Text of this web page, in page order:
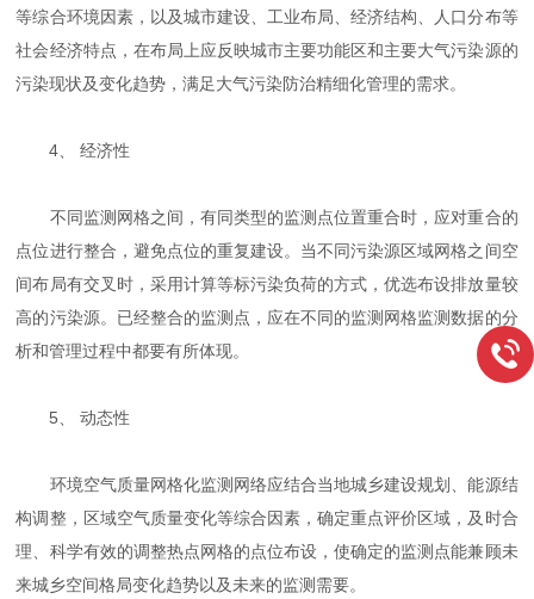
等综合环境因素，以及城市建设、工业布局、经济结构、人口分布等
社会经济特点，在布局上应反映城市主要功能区和主要大气污染源的
污染现状及变化趋势，满足大气污染防治精细化管理的需求。
4、 经济性
不同监测网格之间，有同类型的监测点位置重合时，应对重合的
点位进行整合，避免点位的重复建设。当不同污染源区域网格之间空
间布局有交叉时，采用计算等标污染负荷的方式，优选布设排放量较
高的污染源。已经整合的监测点，应在不同的监测网格监测数据的分
析和管理过程中都要有所体现。
5、 动态性
环境空气质量网格化监测网络应结合当地城乡建设规划、能源结
构调整，区域空气质量变化等综合因素，确定重点评价区域，及时合
理、科学有效的调整热点网格的点位布设，使确定的监测点能兼顾未
来城乡空间格局变化趋势以及未来的监测需要。